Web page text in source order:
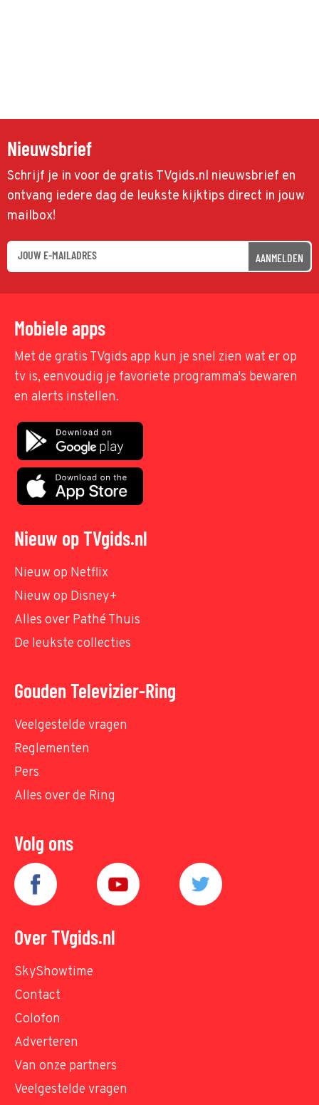
Nieuwsbrief
Schrijf je in voor de gratis TVgids.nl nieuwsbrief en
ontvang iedere dag de leukste kijktips direct in jouw
mailbox!
AANMELDEN
Mobiele apps
Met de gratis TVgids app kun je snel zien wat er op
tv is, eenvoudig je favoriete programma's bewaren
en alerts instellen.
Nieuw op TVgids.nl
Nieuw op Netflix
Nieuw op Disney+
Alles over Pathé Thuis
De leukste collecties
Gouden Televizier-Ring
Veelgestelde vragen
Reglementen
Pers
Alles over de Ring
Volg ons
Over TVgids.nl
SkyShowtime
Contact
Colofon
Adverteren
Van onze partners
Veelgestelde vragen